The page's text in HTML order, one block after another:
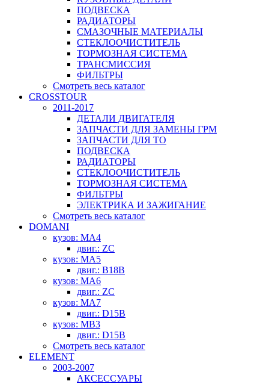
ПОДВЕСКА
РАДИАТОРЫ
СМАЗОЧНЫЕ МАТЕРИАЛЫ
СТЕКЛООЧИСТИТЕЛЬ
ТОРМОЗНАЯ СИСТЕМА
ТРАНСМИССИЯ
ФИЛЬТРЫ
Смотреть весь каталог
CROSSTOUR
2011-2017
ДЕТАЛИ ДВИГАТЕЛЯ
ЗАПЧАСТИ ДЛЯ ЗАМЕНЫ ГРМ
ЗАПЧАСТИ ДЛЯ ТО
ПОДВЕСКА
РАДИАТОРЫ
СТЕКЛООЧИСТИТЕЛЬ
ТОРМОЗНАЯ СИСТЕМА
ФИЛЬТРЫ
ЭЛЕКТРИКА И ЗАЖИГАНИЕ
Смотреть весь каталог
DOMANI
кузов: MA4
двиг.: ZC
кузов: MA5
двиг.: B18B
кузов: MA6
двиг.: ZC
кузов: MA7
двиг.: D15B
кузов: MB3
двиг.: D15B
Смотреть весь каталог
ELEMENT
2003-2007
АКСЕССУАРЫ